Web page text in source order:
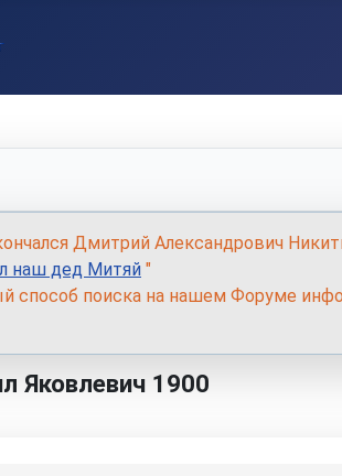
Дмитрий Александрович
наш дед Митяй "
способ поиска на нашем Форуме
Яковлевич 1900